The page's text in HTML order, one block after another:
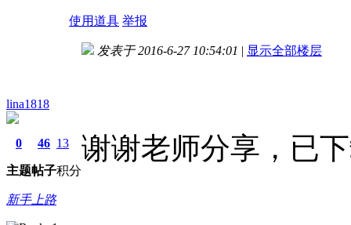
使用道具 举报
lina1818
0
主题
46
帖子
13
积分
新手上路
发表于 2016-6-27 10:54:01 | 显示全部楼层
谢谢老师分享，已